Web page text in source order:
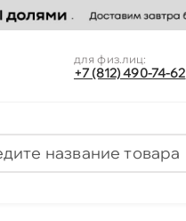
для физ.лиц:
+7 (812) 490-74-62